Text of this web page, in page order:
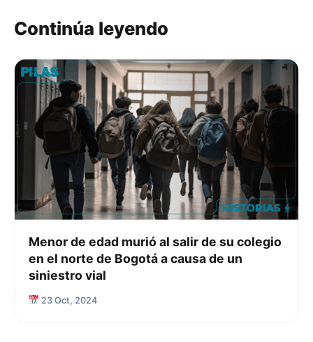
Continúa leyendo
Menor de edad murió al salir de su colegio
en el norte de Bogotá a causa de un
siniestro vial
23 Oct, 2024